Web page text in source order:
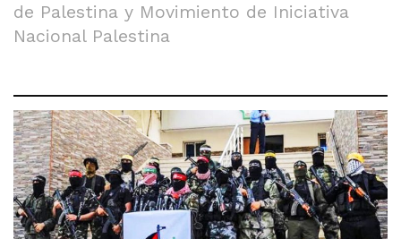
de Palestina y Movimiento de Iniciativa
Nacional Palestina